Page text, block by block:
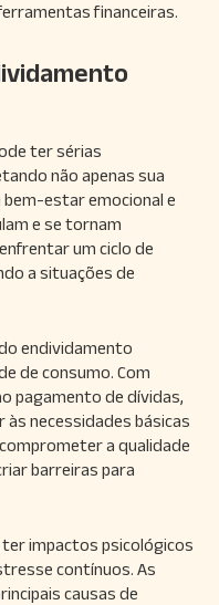
financeiras.
ter sérias
não apenas sua
bem-estar emocional e
e se tornam
um ciclo de
a situações de
endividamento
de consumo. Com
pagamento de dívidas,
necessidades básicas
a qualidade
barreiras para
impactos psicológicos
contínuos. As
causas de